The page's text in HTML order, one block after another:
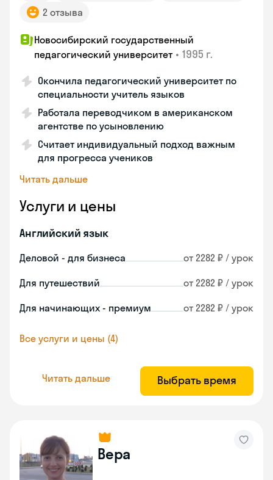
2 отзыва
Новосибирский государственный
педагогический университет • 1995 г.
Окончила педагогический университет по
специальности учитель языков
Работала переводчиком в американском
агентстве по усыновлению
Считает индивидуальный подход важным
для прогресса учеников
Читать дальше
Услуги и цены
Английский язык
Деловой - для бизнеса от 2282 ₽ / урок
Для путешествий от 2282 ₽ / урок
Для начинающих - премиум от 2282 ₽ / урок
Все услуги и цены (4)
Читать дальше Выбрать время
Вера